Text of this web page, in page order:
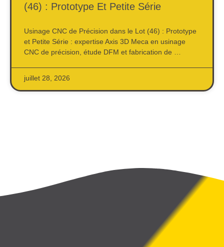
(46) : Prototype Et Petite Série
Usinage CNC de Précision dans le Lot (46) : Prototype
et Petite Série : expertise Axis 3D Meca en usinage
CNC de précision, étude DFM et fabrication de …
juillet 28, 2026